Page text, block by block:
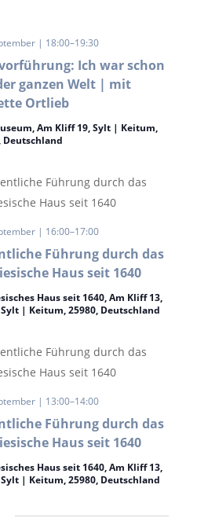
Ich war schon
ganzen Welt | mit
Ortlieb
| 18:00–19:30
Am Kliff 19, Sylt | Keitum,
Deutschland
Führung durch das
Haus seit 1640
| 16:00–17:00
Haus seit 1640, Am Kliff 13,
Sylt | Keitum, 25980, Deutschland
Führung durch das
Haus seit 1640
| 13:00–14:00
Haus seit 1640, Am Kliff 13,
Sylt | Keitum, 25980, Deutschland